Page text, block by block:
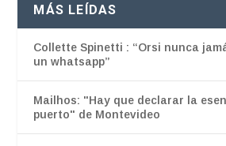
MÁS LEÍDAS
Collette Spinetti : “Orsi nunca
un whatsapp”
Mailhos: "Hay que declarar la
puerto" de Montevideo